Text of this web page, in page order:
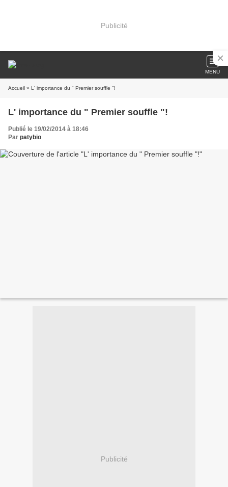
Publicité
MENU
Accueil » L' importance du " Premier souffle "!
L' importance du " Premier souffle "!
Publié le 19/02/2014 à 18:46
Par patybio
Publicité